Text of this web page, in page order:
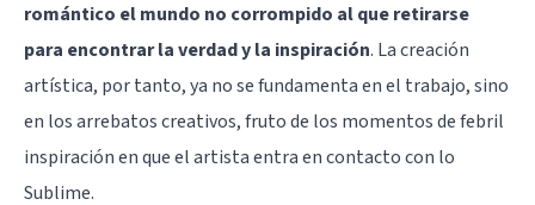
romántico el mundo no corrompido al que retirarse
para encontrar la verdad y la inspiración. La creación
artística, por tanto, ya no se fundamenta en el trabajo, sino
en los arrebatos creativos, fruto de los momentos de febril
inspiración en que el artista entra en contacto con lo
Sublime.